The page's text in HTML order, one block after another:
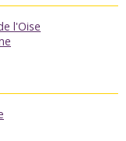
l'Oise